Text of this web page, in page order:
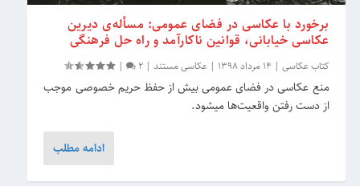
برخورد با عکاسی در فضای عمومی: مسأله‌ی دیرین
عکاسی خیابانی، قوانین ناکارآمد و راه حل فرهنگی
کتاب عکاسی | 14 مرداد 1398 |عکاسی مستند |
2
|
منع عکاسی در فضای عمومی بیش از حفظ حریم خصوصی موجب
از دست رفتن واقعیت‌ها می‎شود.
ادامه مطلب